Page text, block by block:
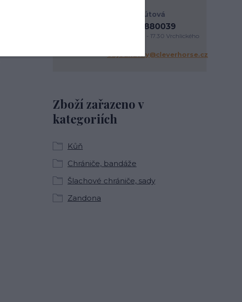
Zboží zařazeno v
kategoriích
Kůň
Chrániče, bandáže
Šlachové chrániče, sady
Zandona
Anna Kohútová
+420737880039
PO - PÁ 9.30 - 17.30 Vrchlického
objednavky@cleverhorse.cz